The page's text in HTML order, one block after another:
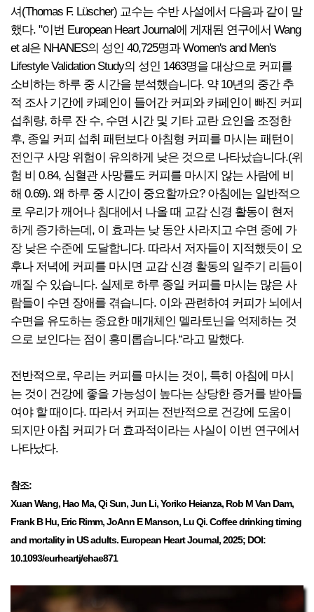
셔(Thomas F. Lüscher) 교수는 수반 사설에서 다음과 같이 말
했다. "이번 European Heart Journal에 게재된 연구에서 Wang
et al은 NHANES의 성인 40,725명과 Women's and Men's
Lifestyle Validation Study의 성인 1463명을 대상으로 커피를
소비하는 하루 중 시간을 분석했습니다. 약 10년의 중간 추
적 조사 기간에 카페인이 들어간 커피와 카페인이 빠진 커피
섭취량, 하루 잔 수, 수면 시간 및 기타 교란 요인을 조정한
후, 종일 커피 섭취 패턴보다 아침형 커피를 마시는 패턴이
전인구 사망 위험이 유의하게 낮은 것으로 나타났습니다.(위
험 비 0.84, 심혈관 사망률도 커피를 마시지 않는 사람에 비
해 0.69). 왜 하루 중 시간이 중요할까요? 아침에는 일반적으
로 우리가 깨어나 침대에서 나올 때 교감 신경 활동이 현저
하게 증가하는데, 이 효과는 낮 동안 사라지고 수면 중에 가
장 낮은 수준에 도달합니다. 따라서 저자들이 지적했듯이 오
후나 저녁에 커피를 마시면 교감 신경 활동의 일주기 리듬이
깨질 수 있습니다. 실제로 하루 종일 커피를 마시는 많은 사
람들이 수면 장애를 겪습니다. 이와 관련하여 커피가 뇌에서
수면을 유도하는 중요한 매개체인 멜라토닌을 억제하는 것
으로 보인다는 점이 흥미롭습니다.“라고 말했다.
전반적으로, 우리는 커피를 마시는 것이, 특히 아침에 마시
는 것이 건강에 좋을 가능성이 높다는 상당한 증거를 받아들
여야 할 때이다. 따라서 커피는 전반적으로 건강에 도움이
되지만 아침 커피가 더 효과적이라는 사실이 이번 연구에서
나타났다.
참조:
Xuan Wang, Hao Ma, Qi Sun, Jun Li, Yoriko Heianza, Rob M Van Dam,
Frank B Hu, Eric Rimm, JoAnn E Manson, Lu Qi. Coffee drinking timing
and mortality in US adults. European Heart Journal, 2025; DOI:
10.1093/eurheartj/ehae871